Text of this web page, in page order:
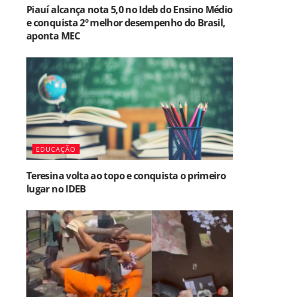
Piauí alcança nota 5,0 no Ideb do Ensino Médio
e conquista 2º melhor desempenho do Brasil,
aponta MEC
EDUCAÇÃO
Teresina volta ao topo e conquista o primeiro
lugar no IDEB